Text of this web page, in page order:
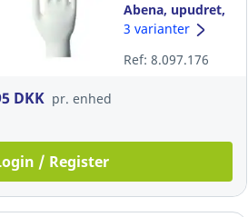
Abena, upudret,
vinyl, hvid, str.
stk
3 varianter
Ref: 8.097.176
DKK pr. enhed
/ Register